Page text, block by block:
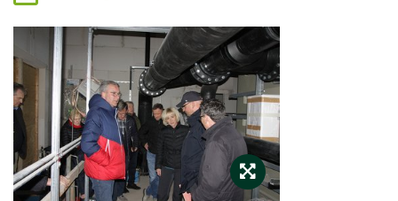
Wirtschaft, Bauen, Verkehr
Tourismus, Freizeit, Dorfleben
Ehrenamt und Engagement